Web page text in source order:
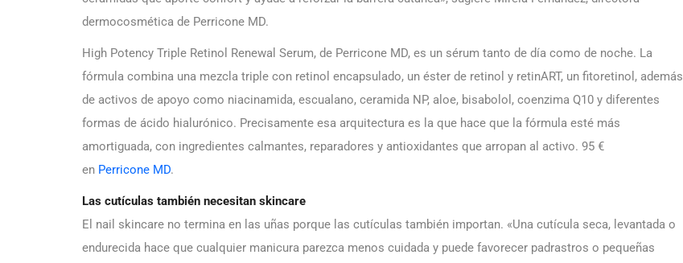
dermocosmética de Perricone MD.
High Potency Triple Retinol Renewal Serum, de Perricone MD, es un sérum tanto de día como de noche. La
fórmula combina una mezcla triple con retinol encapsulado, un éster de retinol y retinART, un fitoretinol, además
de activos de apoyo como niacinamida, escualano, ceramida NP, aloe, bisabolol, coenzima Q10 y diferentes
formas de ácido hialurónico. Precisamente esa arquitectura es la que hace que la fórmula esté más
amortiguada, con ingredientes calmantes, reparadores y antioxidantes que arropan al activo. 95 €
en Perricone MD.
Las cutículas también necesitan skincare
El nail skincare no termina en las uñas porque las cutículas también importan. «Una cutícula seca, levantada o
endurecida hace que cualquier manicura parezca menos cuidada y puede favorecer padrastros o pequeñas